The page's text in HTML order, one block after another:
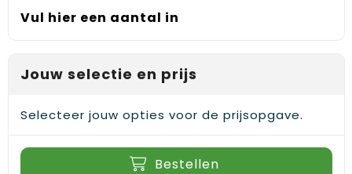
Vul hier een aantal in
Jouw selectie en prijs
Selecteer jouw opties voor de prijsopgave.
Bestellen